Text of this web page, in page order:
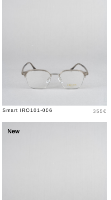
Smart IRO101-006 Prix
355€
New